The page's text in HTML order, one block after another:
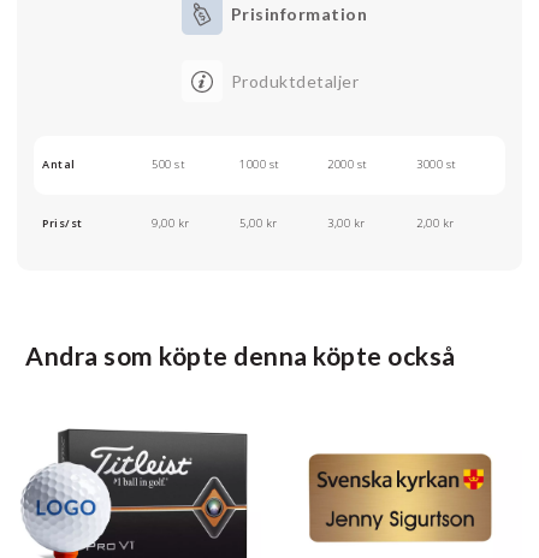
Prisinformation
Produktdetaljer
Antal 500 st 1000 st 2000 st 3000 st
Pris/st 9,00 kr 5,00 kr 3,00 kr 2,00 kr
Andra som köpte denna köpte också